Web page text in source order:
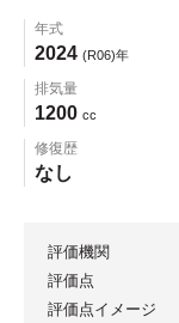
年式
2024 (R06)年
排気量
1200 cc
修復歴
なし
評価機関
評価点
評価点イメージ